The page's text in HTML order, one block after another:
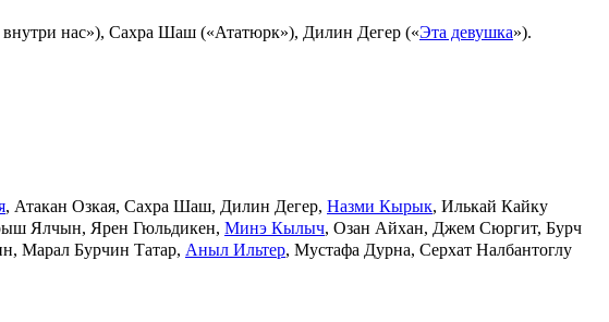
нас»), Сахра Шаш («Ататюрк»), Дилин Дегер («Эта девушка»).
, Атакан Озкая, Сахра Шаш, Дилин Дегер, Назми Кырык, Илькай Кайку
Ялчын, Ярен Гюльдикен, Минэ Кылыч, Озан Айхан, Джем Сюргит, Бурч
Марал Бурчин Татар, Аныл Ильтер, Мустафа Дурна, Серхат Налбантоглу